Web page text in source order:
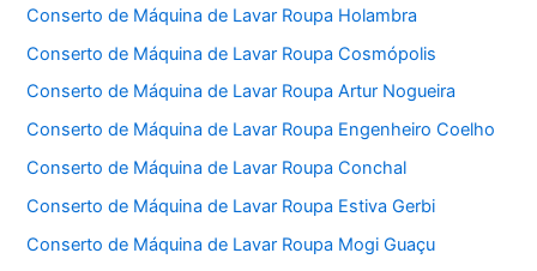
Conserto de Máquina de Lavar Roupa Holambra
Conserto de Máquina de Lavar Roupa Cosmópolis
Conserto de Máquina de Lavar Roupa Artur Nogueira
Conserto de Máquina de Lavar Roupa Engenheiro Coelho
Conserto de Máquina de Lavar Roupa Conchal
Conserto de Máquina de Lavar Roupa Estiva Gerbi
Conserto de Máquina de Lavar Roupa Mogi Guaçu